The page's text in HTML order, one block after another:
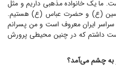
ما یک خانواده مذهبی داریم و مثل
حسین (ع) و حضرت عباس (ع) هستیم.
ایران معروف است و من پسرانم
داشتم که در چنین محیطی پرورش
به چشم می‌آمد؟